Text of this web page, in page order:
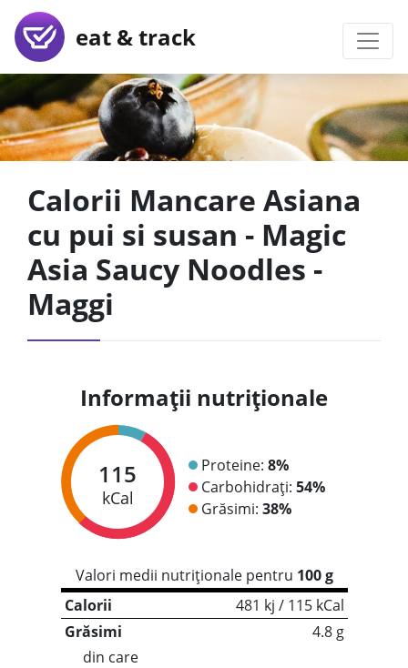
eat & track
Calorii Mancare Asiana
cu pui si susan - Magic
Asia Saucy Noodles -
Maggi
Informații nutriționale
115
kCal
Proteine: 8%
Carbohidrați: 54%
Grăsimi: 38%
Valori medii nutriționale pentru 100 g
Calorii
481 kj / 115 kCal
Grăsimi
4.8 g
din care